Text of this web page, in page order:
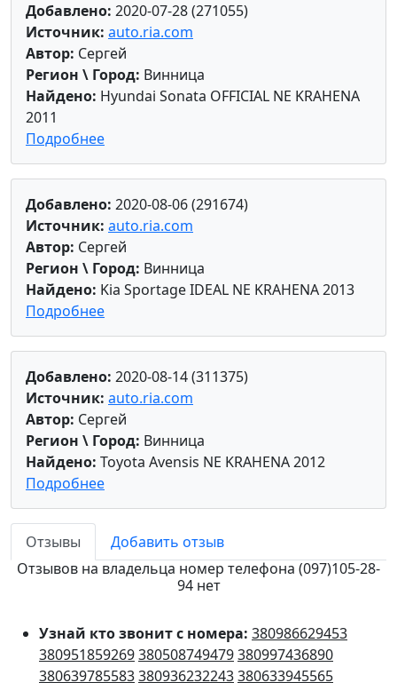
Добавлено: 2020-07-28 (271055)
Источник: auto.ria.com
Автор: Сергей
Регион \ Город: Винница
Найдено: Hyundai Sonata OFFICIAL NE KRAHENA
2011
Подробнее
Добавлено: 2020-08-06 (291674)
Источник: auto.ria.com
Автор: Сергей
Регион \ Город: Винница
Найдено: Kia Sportage IDEAL NE KRAHENA 2013
Подробнее
Добавлено: 2020-08-14 (311375)
Источник: auto.ria.com
Автор: Сергей
Регион \ Город: Винница
Найдено: Toyota Avensis NE KRAHENA 2012
Подробнее
Отзывы
Добавить отзыв
Отзывов на владельца номер телефона (097)105-28-
94 нет
Узнай кто звонит с номера: 380986629453
380951859269380508749479380997436890
380639785583380936232243380633945565